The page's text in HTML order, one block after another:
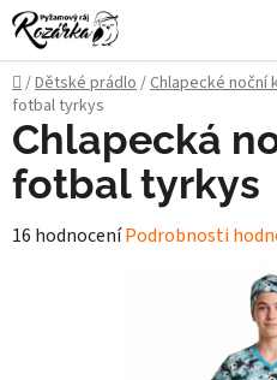
Přejít
na
obsah
Domů
/Dětské prádlo/Chlapecké noční
fotbal tyrkys
Chlapecká
fotbal tyrkys
Průměrné
16 hodnoceníPodrobnosti